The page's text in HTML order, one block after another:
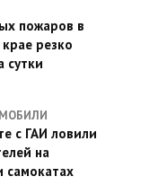
пожаров в
резко
сутки
с ГАИ ловили
на
самокатах